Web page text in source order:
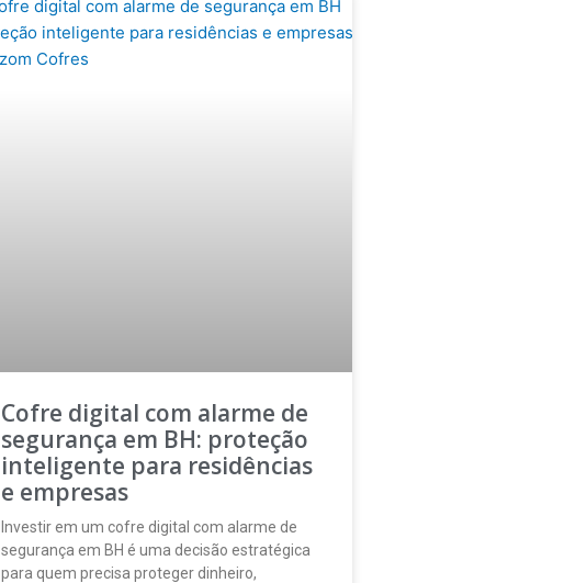
Cofre digital com alarme de
segurança em BH: proteção
inteligente para residências
e empresas
Investir em um cofre digital com alarme de
segurança em BH é uma decisão estratégica
para quem precisa proteger dinheiro,